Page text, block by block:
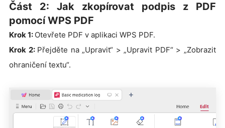
Část 2: Jak zkopírovat podpis z PDF
pomocí WPS PDF
Krok 1: Otevřete PDF v aplikaci WPS PDF.
Krok 2: Přejděte na „Upravit“ > „Upravit PDF“ > „Zobrazit
ohraničení textu“.